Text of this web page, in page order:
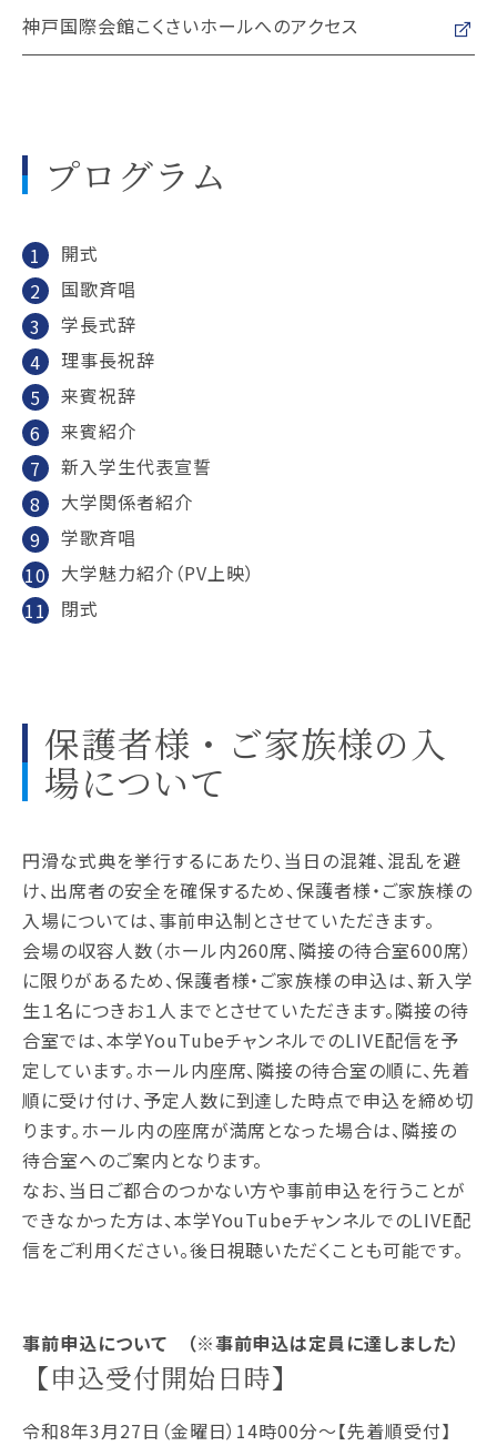
神戸国際会館こくさいホールへのアクセス
プログラム
開式
国歌斉唱
学長式辞
理事長祝辞
来賓祝辞
来賓紹介
新入学生代表宣誓
大学関係者紹介
学歌斉唱
大学魅力紹介（PV上映）
閉式
保護者様・ご家族様の入
場について
円滑な式典を挙行するにあたり、当日の混雑、混乱を避
け、出席者の安全を確保するため、保護者様・ご家族様の
入場については、事前申込制とさせていただきます。
会場の収容人数（ホール内260席、隣接の待合室600席）
に限りがあるため、保護者様・ご家族様の申込は、新入学
生１名につきお１人までとさせていただきます。隣接の待
合室では、本学YouTubeチャンネルでのLIVE配信を予
定しています。ホール内座席、隣接の待合室の順に、先着
順に受け付け、予定人数に到達した時点で申込を締め切
ります。ホール内の座席が満席となった場合は、隣接の
待合室へのご案内となります。
なお、当日ご都合のつかない方や事前申込を行うことが
できなかった方は、本学YouTubeチャンネルでのLIVE配
信をご利用ください。後日視聴いただくことも可能です。
事前申込について （※事前申込は定員に達しました）
【申込受付開始日時】
令和8年3月27日（金曜日）14時00分～【先着順受付】